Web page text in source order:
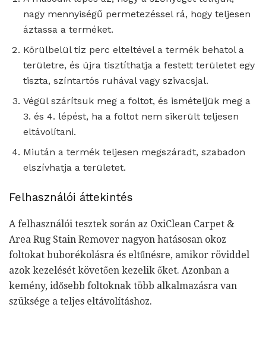
nagy mennyiségű permetezéssel rá, hogy teljesen
áztassa a terméket.
Körülbelül tíz perc elteltével a termék behatol a
területre, és újra tisztíthatja a festett területet egy
tiszta, színtartós ruhával vagy szivacsjal.
Végül szárítsuk meg a foltot, és ismételjük meg a
3. és 4. lépést, ha a foltot nem sikerült teljesen
eltávolítani.
Miután a termék teljesen megszáradt, szabadon
elszívhatja a területet.
Felhasználói áttekintés
A felhasználói tesztek során az OxiClean Carpet &
Area Rug Stain Remover nagyon hatásosan okoz
foltokat buborékolásra és eltűnésre, amikor röviddel
azok kezelését követően kezelik őket. Azonban a
kemény, idősebb foltoknak több alkalmazásra van
szüksége a teljes eltávolításhoz.